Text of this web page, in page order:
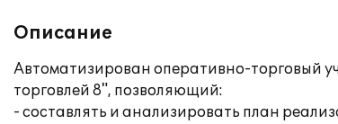
Описание
Автоматизирован оперативно-торговый
торговлей 8", позволяющий:
- составлять и анализировать план